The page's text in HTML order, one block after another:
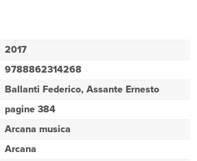
2017
9788862314268
Ballanti Federico, Assante Ernesto
pagine 384
Arcana musica
Arcana